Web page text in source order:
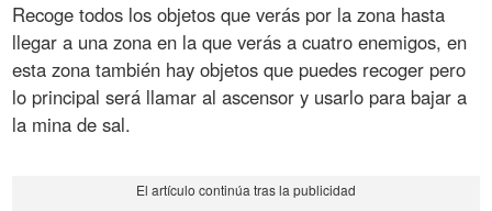
Recoge todos los objetos que verás por la zona hasta
llegar a una zona en la que verás a cuatro enemigos, en
esta zona también hay objetos que puedes recoger pero
lo principal será llamar al ascensor y usarlo para bajar a
la mina de sal.